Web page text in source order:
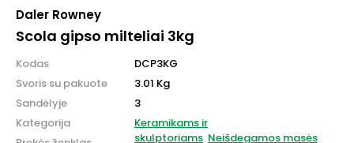
Daler Rowney
Scola gipso milteliai 3kg
Kodas
Svoris su pakuote
Sandėlyje
Kategorija
DCP3KG
3.01 Kg
3
Keramikams ir
skulptoriams Neišdegamos masės